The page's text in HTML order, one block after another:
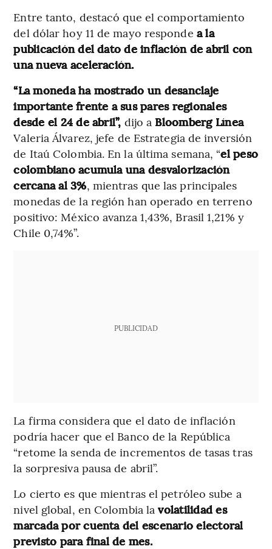
Entre tanto, destacó que el comportamiento
del dólar hoy 11 de mayo responde a la
publicación del dato de inflación de abril con
una nueva aceleración.
“La moneda ha mostrado un desanclaje
importante frente a sus pares regionales
desde el 24 de abril”, dijo a Bloomberg Línea
Valeria Álvarez, jefe de Estrategia de inversión
de Itaú Colombia. En la última semana, “el peso
colombiano acumula una desvalorización
cercana al 3%, mientras que las principales
monedas de la región han operado en terreno
positivo: México avanza 1,43%, Brasil 1,21% y
Chile 0,74%”.
PUBLICIDAD
La firma considera que el dato de inflación
podría hacer que el Banco de la República
“retome la senda de incrementos de tasas tras
la sorpresiva pausa de abril”.
Lo cierto es que mientras el petróleo sube a
nivel global, en Colombia la volatilidad es
marcada por cuenta del escenario electoral
previsto para final de mes.